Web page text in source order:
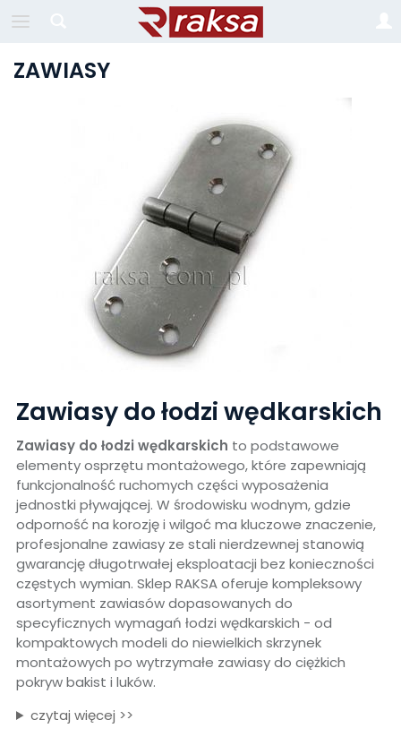
ZAWIASY
Zawiasy do łodzi wędkarskich
Zawiasy do łodzi wędkarskich to podstawowe
elementy osprzętu montażowego, które zapewniają
funkcjonalność ruchomych części wyposażenia
jednostki pływającej. W środowisku wodnym, gdzie
odporność na korozję i wilgoć ma kluczowe znaczenie,
profesjonalne zawiasy ze stali nierdzewnej stanowią
gwarancję długotrwałej eksploatacji bez konieczności
częstych wymian. Sklep RAKSA oferuje kompleksowy
asortyment zawiasów dopasowanych do
specyficznych wymagań łodzi wędkarskich - od
kompaktowych modeli do niewielkich skrzynek
montażowych po wytrzymałe zawiasy do ciężkich
pokryw bakist i luków.
czytaj więcej >>